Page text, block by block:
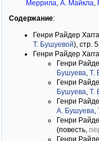
Меррила, А. Майкла,
Содержание:
Генри Райдер
Т. Бушуевой), стр.
Генри Райдер
Генри
Бушуева, Т.
Генри
Бушуева, Т.
Генри
А. Бушуева,
Генри
(повесть,
Генри